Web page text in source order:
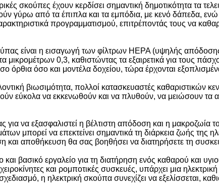
σκούπες έχουν κερδίσει σημαντική δημοτικότητα τα
γύρω από τα έπιπλα και τα εμπόδια, με κενό δάπεδα, ενώ
προγραμματισμού, επιτρέποντάς τους να
είναι η εισαγωγή των φίλτρων HEPA (υψηλής
0,3, καθιστώντας τα εξαιρετικά για τους
όσο και μοντέλα δοχείου, τώρα έρχονται
βιωσιμότητα, πολλοί κατασκευαστές καθαριστικών
εύκολα να εκκενωθούν και να πλυθούν, να μειώσουν τα
για να εξασφαλιστεί η βέλτιστη απόδοση και η μακροζωία
μπορεί να επεκτείνει σημαντικά τη διάρκεια ζωής της
και αποθήκευση θα σας βοηθήσει να διατηρήσετε τη
και βασικό εργαλείο για τη διατήρηση ενός καθαρού και
και ρομποτικές συσκευές, υπάρχει μια
η ηλεκτρική σκούπα συνεχίζει να εξελίσσεται,